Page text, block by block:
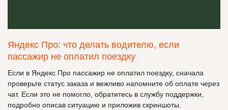
Яндекс Про: что делать водителю, если
пассажир не оплатил поездку
Если в Яндекс Про пассажир не оплатил поездку, сначала
проверьте статус заказа и вежливо напомните об оплате через
чат. Если это не помогло, обратитесь в службу поддержки,
подробно описав ситуацию и приложив скриншоты.